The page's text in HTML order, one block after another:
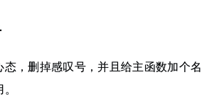
||
|| {},
，删掉感叹号，并且给主函数加个名